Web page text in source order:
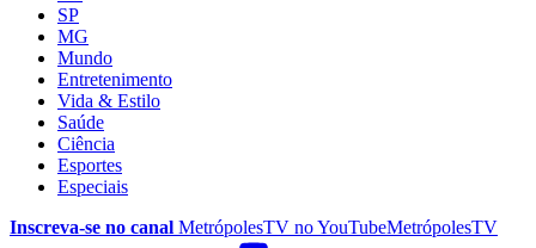
SP
MG
Mundo
Entretenimento
Vida & Estilo
Saúde
Ciência
Esportes
Especiais
Inscreva-se no canal MetrópolesTV noYouTubeMetrópolesTV